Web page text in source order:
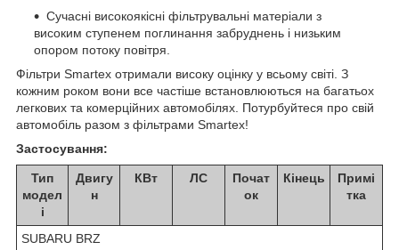
Сучасні високоякісні фільтрувальні матеріали з
високим ступенем поглинання забруднень і низьким
опором потоку повітря.
Фільтри Smartex отримали високу оцінку у всьому світі. З
кожним роком вони все частіше встановлюються на багатьох
легкових та комерційних автомобілях. Потурбуйтеся про свій
автомобіль разом з фільтрами Smartex!
Застосування:
Тип
модел
і
Двигу
н
КВт ЛС
Почат
ок
Кінець
Примі
тка
SUBARU BRZ